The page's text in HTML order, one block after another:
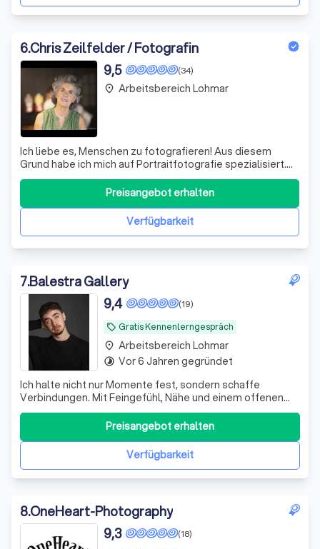
6.Chris Zeilfelder / Fotografin
(34)
9,5
Ich liebe es, Menschen zu fotografieren! Aus diesem
Grund habe ich mich auf Portraitfotografie spezialisiert.
Das Gesicht eines Menschen zu studieren, zu
portraitieren, hinter die Fassade einer Person zu schauen,
ist für mich die wahre Kunst der Fotografie. Ob Business-,
Bewerbungs-, Familien- oderVerfügbarkeit
Preisangebot erhalten
place Arbeitsbereich Lohmar
7.Balestra Gallery
local_offer Gratis Kennenlerngespräch
(19)
9,4
Ich halte nicht nur Momente fest, sondern schaffe
Verbindungen. Mit Feingefühl, Nähe und einem offenen
Blick begleite ich dich – damit du dich gesehen fühlst, so
Verfügbarkeit
Preisangebot erhalten
place Arbeitsbereich Lohmar
timelapse Vor 6 Jahren gegründet
8.OneHeart-Photography
(18)
9,3